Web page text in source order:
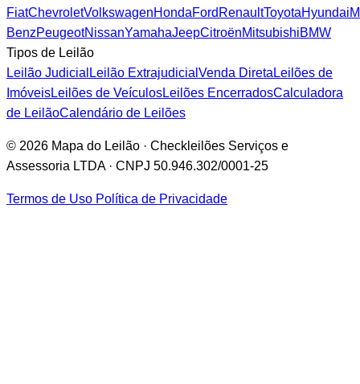
FiatChevroletVolkswagenHondaFord RenaultToyotaHyundai
BenzPeugeotNissanYamahaJeepCitroënMitsubishiBMW
Tipos de Leilão
Leilão Judicial Leilão Extrajudicial Venda Direta Leilões de
ImóveisLeilões de VeículosLeilões EncerradosCalculadora
de LeilãoCalendário de Leilões
© 2026 Mapa do Leilão · Checkleilões Serviços e
Assessoria LTDA · CNPJ 50.946.302/0001-25
Termos de Uso Política de Privacidade